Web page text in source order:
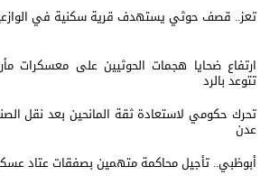
تعز.. قصف حوثي يستهدف قرية سكنية في
ارتفاع ضحايا هجمات الحوثيين على معسكرات
تتوعد بالرد
تحرك حكومي لاستعادة ثقة المانحين بعد نقل
عدن
أبوظبي.. تأجيل محاكمة متهمين بصفقات عتاد